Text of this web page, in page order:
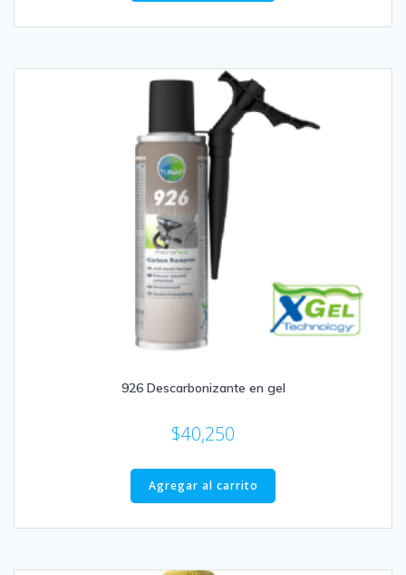
926 Descarbonizante en gel
$40,250
Agregar al carrito